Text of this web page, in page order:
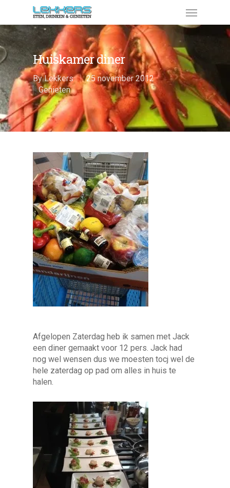
Huiskamer diner
ByLekkers
25 november 2012
Genieten
Afgelopen Zaterdag heb ik samen met Jack
een diner gemaakt voor 12 pers. Jack had
nog wel wensen dus we moesten tocj wel de
hele zaterdag op pad om alles in huis te
halen.